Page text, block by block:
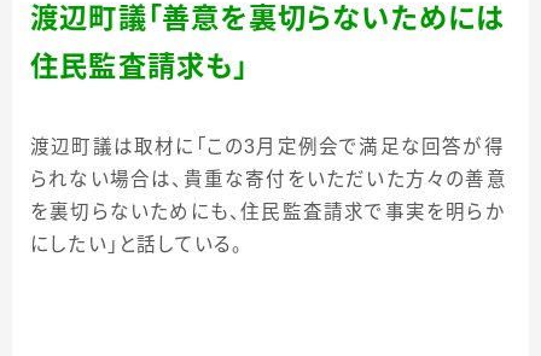
渡辺町議「善意を裏切らないためには
住民監査請求も」
渡辺町議は取材に「この3月定例会で満足な回答が得
られない場合は、貴重な寄付をいただいた方々の善意
を裏切らないためにも、住民監査請求で事実を明らか
にしたい」と話している。